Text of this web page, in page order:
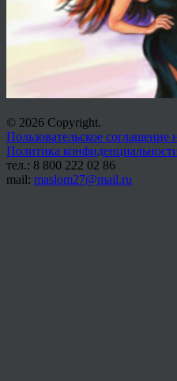
© 2026 Copyright.
Пользовательское соглашение
Политика
тел.: 8 800 222 02 86
mail: maslom27@mail.ru